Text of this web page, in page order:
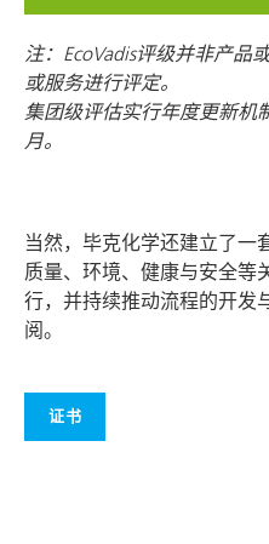
注：EcoVadis评级并非产品
或服务进行评定。
集团级评估实行年度更新机
月。
当然，毕克化学还建立了一
质量、环境、健康与安全等
行，并持续推动流程的开发
阅。
证书